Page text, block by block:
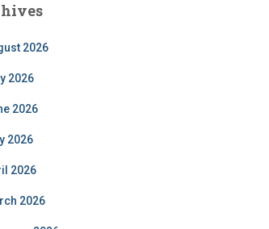
2026
2026
2026
2026
2026
2026